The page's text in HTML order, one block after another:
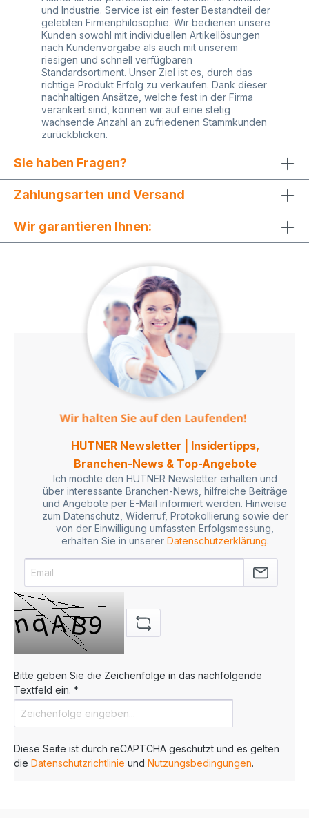
und Industrie. Service ist ein fester Bestandteil der
gelebten Firmenphilosophie. Wir bedienen unsere
Kunden sowohl mit individuellen Artikellösungen
nach Kundenvorgabe als auch mit unserem
riesigen und schnell verfügbaren
Standardsortiment. Unser Ziel ist es, durch das
richtige Produkt Erfolg zu verkaufen. Dank dieser
nachhaltigen Ansätze, welche fest in der Firma
verankert sind, können wir auf eine stetig
wachsende Anzahl an zufriedenen Stammkunden
zurückblicken.
Sie haben Fragen?
Zahlungsarten und Versand
Wir garantieren Ihnen:
HUTNER Newsletter | Insidertipps,
Branchen-News & Top-Angebote
Ich möchte den HUTNER Newsletter erhalten und
über interessante Branchen-News, hilfreiche Beiträge
und Angebote per E-Mail informiert werden. Hinweise
zum Datenschutz, Widerruf, Protokollierung sowie der
von der Einwilligung umfassten Erfolgsmessung,
erhalten Sie in unserer Datenschutzerklärung.
Bitte geben Sie die Zeichenfolge in das nachfolgende
Textfeld ein. *
Diese Seite ist durch reCAPTCHA geschützt und es gelten
die Datenschutzrichtlinie und Nutzungsbedingungen.